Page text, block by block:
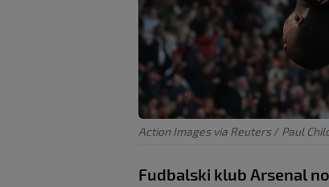
Action Images via Reuters / Paul
Fudbalski klub Arsenal